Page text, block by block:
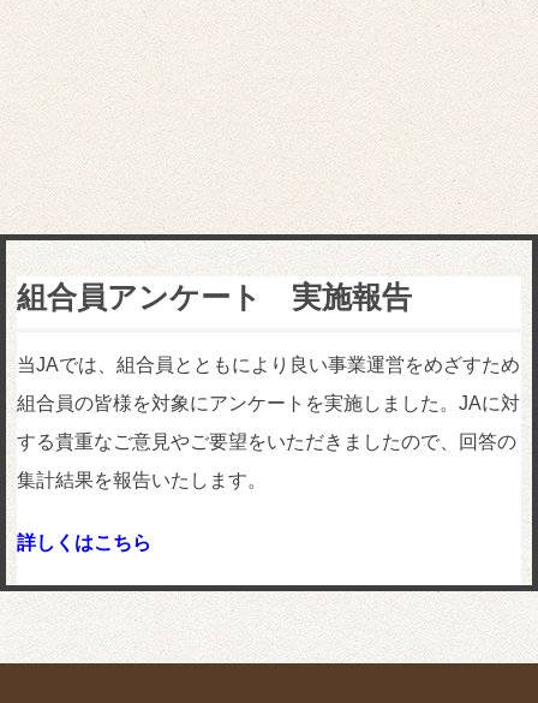
組合員アンケート 実施報告
当JAでは、組合員とともにより良い事業運営をめざすため
組合員の皆様を対象にアンケートを実施しました。JAに対
する貴重なご意見やご要望をいただきましたので、回答の
集計結果を報告いたします。
詳しくはこちら